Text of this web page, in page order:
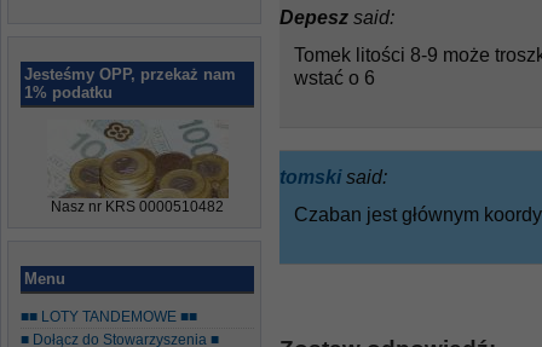
Jesteśmy OPP, przekaż nam
1% podatku
Nasz nr KRS 0000510482
Menu
■■ LOTY TANDEMOWE ■■
■ Dołącz do Stowarzyszenia ■
Depesz said:
Tomek litości 8-9 może
wstać o 6
tomski said:
Czaban jest głównym